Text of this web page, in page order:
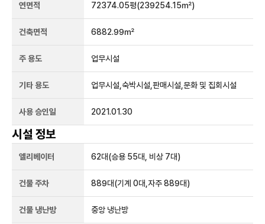
연면적 72374.05평(239254.15㎡)
건축면적 6882.99㎡
주 용도 업무시설
기타 용도 업무시설,숙박시설,판매시설,문화 및 집회시설
사용 승인일 2021.01.30
시설 정보
엘리베이터 62대(승용 55대, 비상 7대)
건물 주차 889대(기계 0대,자주 889대)
건물 냉난방 중앙 냉난방